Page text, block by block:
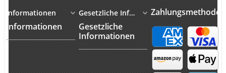
Informationen
Informationen
Gesetzliche Informationen
Gesetzliche
Informationen
Zahlungsmethoden